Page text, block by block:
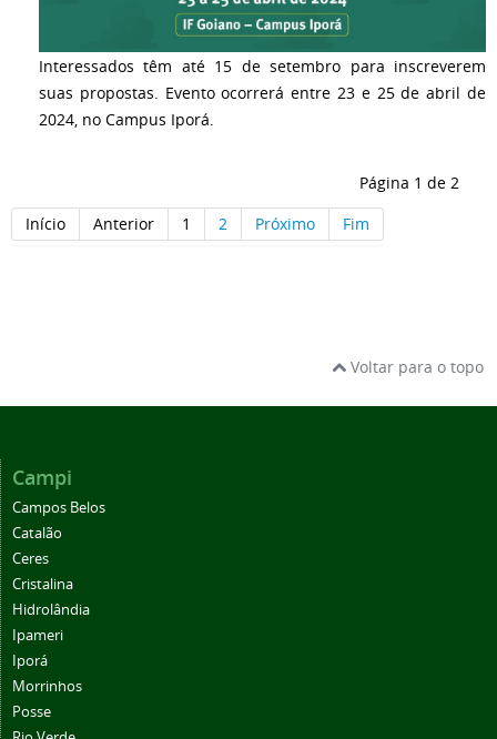
Interessados têm até 15 de setembro para inscreverem
suas propostas. Evento ocorrerá entre 23 e 25 de abril de
2024, no Campus Iporá.
Página 1 de 2
Início
Anterior 1 2 Próximo Fim
Voltar para o topo
Campi
Campos Belos
Catalão
Ceres
Cristalina
Hidrolândia
Ipameri
Iporá
Morrinhos
Posse